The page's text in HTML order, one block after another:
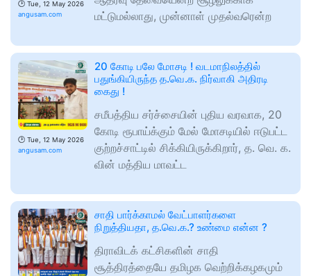
🕑 Tue, 12 May 2026
angusam.com
மட்டுமல்லாது, முன்னாள் முதல்வரென்ற
🕑 Tue, 12 May 2026
angusam.com
20 கோடி பலே மோசடி ! வடமாநிலத்தில்
பதுங்கியிருந்த த.வெ.க. நிர்வாகி அதிரடி
கைது !
சமீபத்திய சர்ச்சையின் புதிய வரவாக, 20
கோடி ரூபாய்க்கும் மேல் மோசடியில் ஈடுபட்ட
குற்றச்சாட்டில் சிக்கியிருக்கிறார், த. வெ. க.
வின் மத்திய மாவட்ட
சாதி பார்க்காமல் வேட்பாளர்களை
நிறுத்தியதா, த.வெ.க.? உண்மை என்ன ?
திராவிடக் கட்சிகளின் சாதி
சூத்திரத்தையே தமிழக வெற்றிக்கழகமும்